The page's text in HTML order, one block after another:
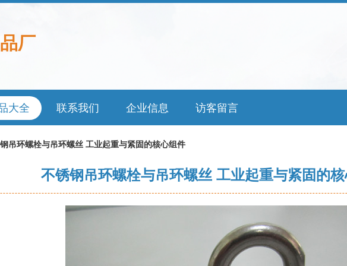
厂
大全 联系我们 企业信息 访客留言
吊环螺栓与吊环螺丝 工业起重与紧固的核心组件
不锈钢吊环螺栓与吊环螺丝 工业起重与紧固的